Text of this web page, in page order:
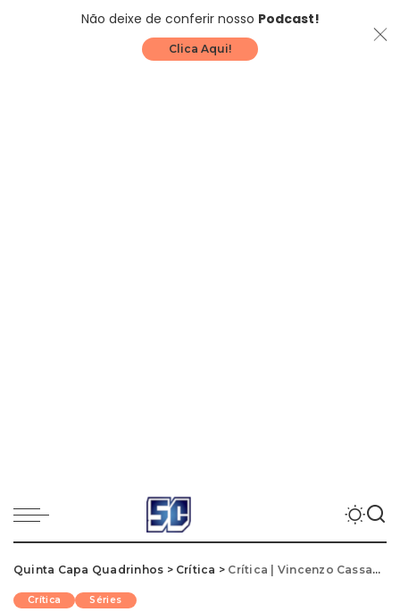
Não deixe de conferir nosso Podcast!
Clica Aqui!
Quinta Capa Quadrinhos > Crítica > Crítica | Vincenzo Cassano, conheça o John Wick da Coréia
Crítica Séries